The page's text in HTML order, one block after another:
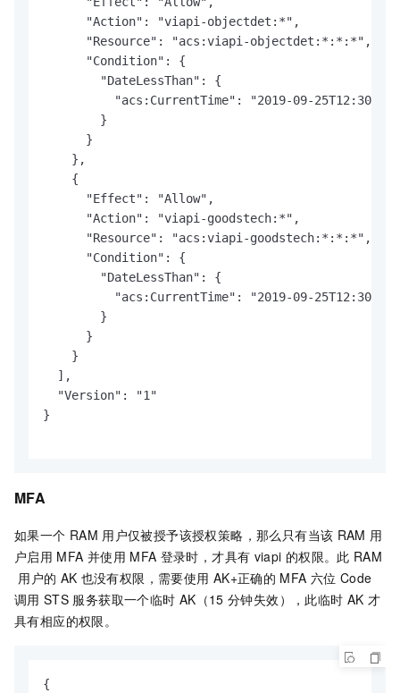
      "Action": "viapi-objectdet:*",
      "Resource": "acs:viapi-objectdet:*:*:*",
      "Condition": {
        "DateLessThan": {
"acs:CurrentTime": "2019-09-
        }
      }
    },
    {
      "Effect": "Allow",
      "Action": "viapi-goodstech:*",
      "Resource": "acs:viapi-goodstech:*:*:*",
      "Condition": {
        "DateLessThan": {
"acs:CurrentTime": "2019-09-
        }
      }
    }
  ],
  "Version": "1"
}
MFA
如果一个 RAM 用户仅被授予该授权策略，那么只有当该 RAM 用
户启用 MFA 并使用 MFA 登录时，才具有 viapi 的权限。此 RAM
用户的 AK 也没有权限，需要使用 AK+正确的 MFA 六位 Code
调用 STS 服务获取一个临时 AK（15 分钟失效），此临时 AK 才
具有相应的权限。
{